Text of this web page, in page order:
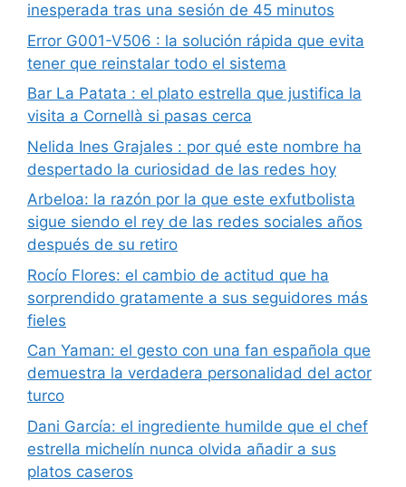
inesperada tras una sesión de 45 minutos
Error G001-V506 : la solución rápida que evita
tener que reinstalar todo el sistema
Bar La Patata : el plato estrella que justifica la
visita a Cornellà si pasas cerca
Nelida Ines Grajales : por qué este nombre ha
despertado la curiosidad de las redes hoy
Arbeloa: la razón por la que este exfutbolista
sigue siendo el rey de las redes sociales años
después de su retiro
Rocío Flores: el cambio de actitud que ha
sorprendido gratamente a sus seguidores más
fieles
Can Yaman: el gesto con una fan española que
demuestra la verdadera personalidad del actor
turco
Dani García: el ingrediente humilde que el chef
estrella michelín nunca olvida añadir a sus
platos caseros